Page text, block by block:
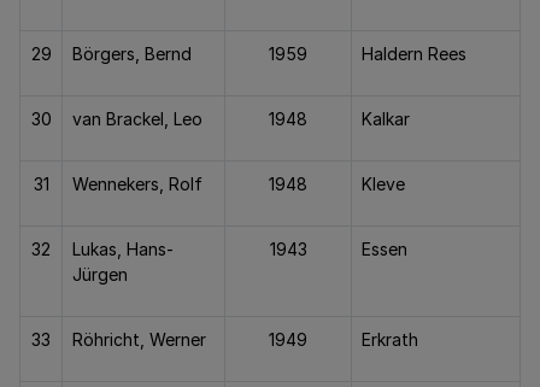
29 Börgers, Bernd 1959 Haldern Rees
30 van Brackel, Leo 1948 Kalkar
31 Wennekers, Rolf 1948 Kleve
32
Lukas, Hans-
Jürgen
1943 Essen
33 Röhricht, Werner 1949 Erkrath